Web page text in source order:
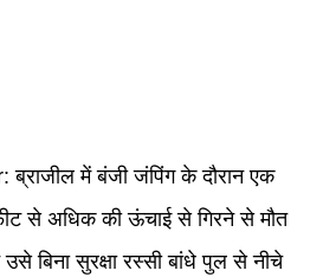
: ब्राजील में बंजी जंपिंग के दौरान एक
से अधिक की ऊंचाई से गिरने से मौत
बिना सुरक्षा रस्सी बांधे पुल से नीचे